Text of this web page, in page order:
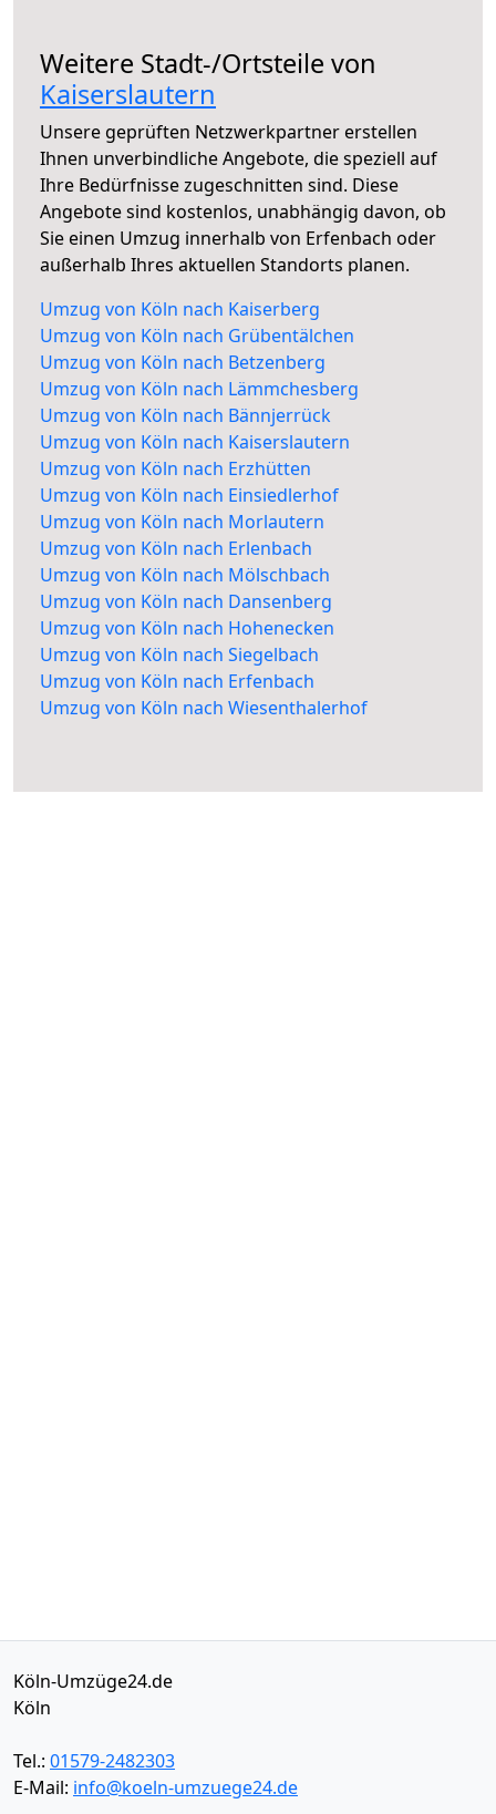
Weitere Stadt-/Ortsteile von
Kaiserslautern
Unsere geprüften Netzwerkpartner erstellen
Ihnen unverbindliche Angebote, die speziell auf
Ihre Bedürfnisse zugeschnitten sind. Diese
Angebote sind kostenlos, unabhängig davon, ob
Sie einen Umzug innerhalb von Erfenbach oder
außerhalb Ihres aktuellen Standorts planen.
Umzug von Köln nach Kaiserberg
Umzug von Köln nach Grübentälchen
Umzug von Köln nach Betzenberg
Umzug von Köln nach Lämmchesberg
Umzug von Köln nach Bännjerrück
Umzug von Köln nach Kaiserslautern
Umzug von Köln nach Erzhütten
Umzug von Köln nach Einsiedlerhof
Umzug von Köln nach Morlautern
Umzug von Köln nach Erlenbach
Umzug von Köln nach Mölschbach
Umzug von Köln nach Dansenberg
Umzug von Köln nach Hohenecken
Umzug von Köln nach Siegelbach
Umzug von Köln nach Erfenbach
Umzug von Köln nach Wiesenthalerhof
Köln-Umzüge24.de
Köln
Tel.: 01579-2482303
E-Mail: info@koeln-umzuege24.de